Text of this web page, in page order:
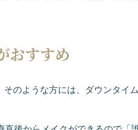
おすすめ
のような方には、ダウンタイ